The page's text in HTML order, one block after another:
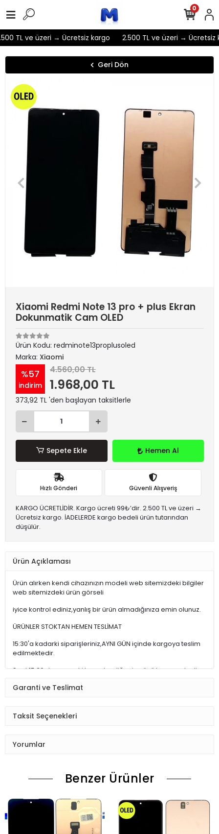
TL ve üzeri → Ücretsiz kargo 2.500 TL ve üzeri → Ücretsiz
0
Geri Dön
Xiaomi Redmi Note 13 pro + plus Ekran
Dokunmatik Cam OLED
Ürün Kodu: redminote13proplusoled
Marka: Xiaomi
%57
indirim
4.560,00 TL
1.968,00 TL
373,92 TL 'den başlayan taksitlerle
Sepete Ekle Hemen Al
Hızlı Gönderi Güvenli Alışveriş
KARGO ÜCRETLİDİR. Kargo ücreti 99₺’dir. 2.500 TL ve üzeri →
Ücretsiz kargo. İADELERDE kargo bedeli ürün tutarından
düşülür.
Ürün Açıklaması
Ürün alırken kendi cihazınızın modeli web sitemizdeki bilgiler
web sitemizdeki ürün görseli
iyice kontrol ediniz,yanlış bir ürün almadığınıza emin olunuz.
ÜRÜNLER STOKTAN HEMEN TESLİMAT
15:30'a kadarki siparişleriniz,AYNI GÜN içinde kargoya teslim
edilmektedir.
Saat 15:30 dan sonraki kargolar,diğer iş günü kargoya teslim
Siparişiniz kontrol ediniz.Telefon adres email gibi yanlışlık
düzenlenmesini isteyiniz.
Sizinle irtibata gecektir.
ekranı dışardan deneyiniz.) halde test ediniz.Sorun cıkarsa
Sorun yoksa Montajına Başlayın Sorumluluk Size aittir.
Garanti ve Teslimat
Taksit Seçenekleri
Yorumlar
Benzer Ürünler